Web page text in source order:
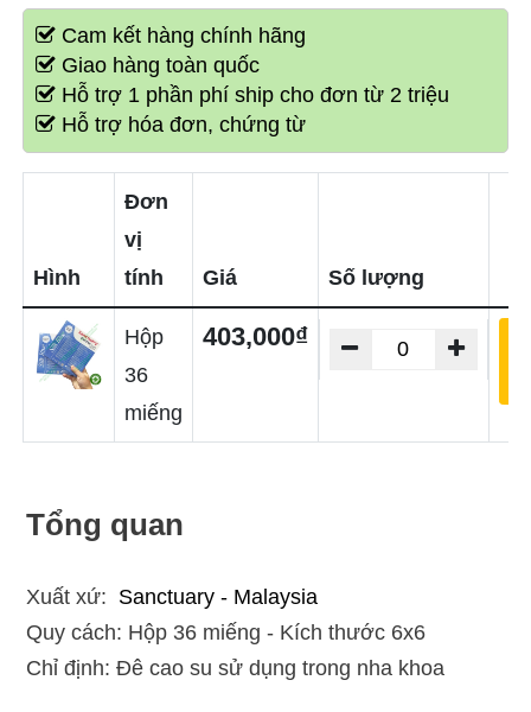
Cam kết hàng chính hãng
Giao hàng toàn quốc
Hỗ trợ 1 phần phí ship cho đơn từ 2 triệu
Hỗ trợ hóa đơn, chứng từ
Hình
Đơn
vị
tính
Giá Số lượng
Hộp
36
miếng
403,000₫
Tổng quan
Xuất xứ: Sanctuary - Malaysia
Quy cách: Hộp 36 miếng - Kích thước 6x6
Chỉ định: Đê cao su sử dụng trong nha khoa